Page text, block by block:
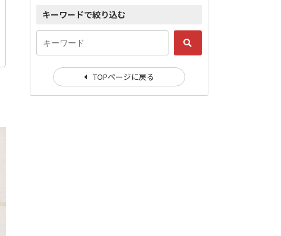
キーワードで絞り込む
TOPページに戻る